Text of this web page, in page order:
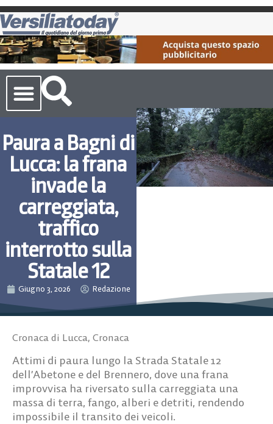
Paura a Bagni di
Lucca: la frana
invade la
carreggiata,
traffico
interrotto sulla
Statale 12
Giugno 3, 2026 Redazione
Cronaca di Lucca, Cronaca
Attimi di paura lungo la Strada Statale 12
dell’Abetone e del Brennero, dove una frana
improvvisa ha riversato sulla carreggiata una
massa di terra, fango, alberi e detriti, rendendo
impossibile il transito dei veicoli.